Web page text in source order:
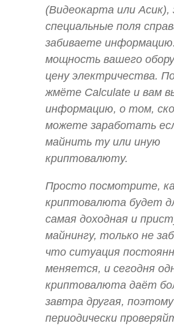
(Видеокарта или Асик),
специальные поля
забиваете
мощность вашего
цену электричества.
жмёте Calculate и вам
информацию, о том,
можете заработать
майнить ту или иную
криптовалюту.
Просто посмотрите,
криптовалюта будет
самая доходная и
майнингу, только не
что ситуация
меняется, и сегодня
криптовалюта даёт
завтра другая, поэтому
периодически